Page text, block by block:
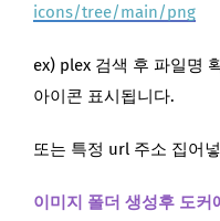
icons/tree/main/png
ex) plex 검색 후 파일명
아이콘 표시됩니다.
또는 특정 url 주소 집어
이미지 폴더 생성후 도